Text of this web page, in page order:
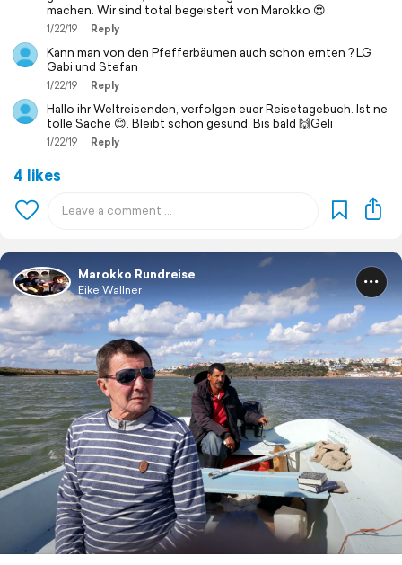
machen. Wir sind total begeistert von Marokko 😍
1/22/19 Reply
Kann man von den Pfefferbäumen auch schon ernten ? LG
Gabi und Stefan
1/22/19 Reply
Hallo ihr Weltreisenden, verfolgen euer Reisetagebuch. Ist ne
tolle Sache 😊. Bleibt schön gesund. Bis bald 🙌Geli
1/22/19 Reply
4 likes
Marokko Rundreise
Eike Wallner